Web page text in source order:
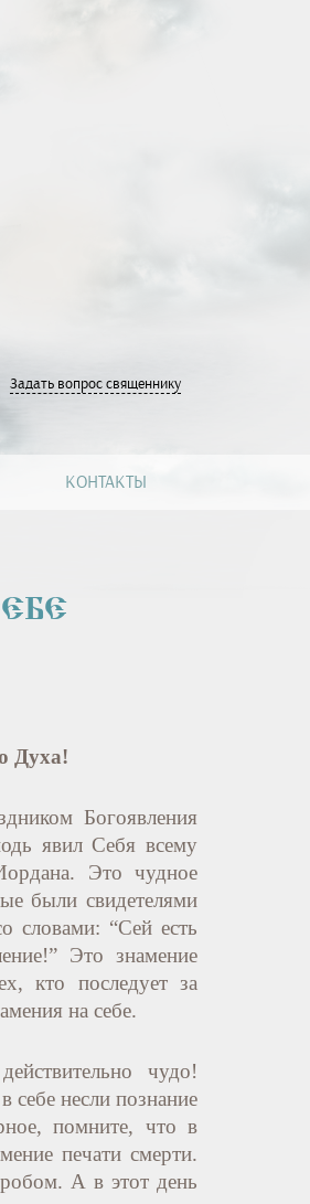
Задать вопрос священнику
КОНТАКТЫ
Духа!
Богоявления
явил Себя всему
Это чудное
были свидетелями
словами: “Сей есть
Это знамение
кто последует за
на себе.
чудо!
несли познание
помните, что в
печати смерти.
А в этот день